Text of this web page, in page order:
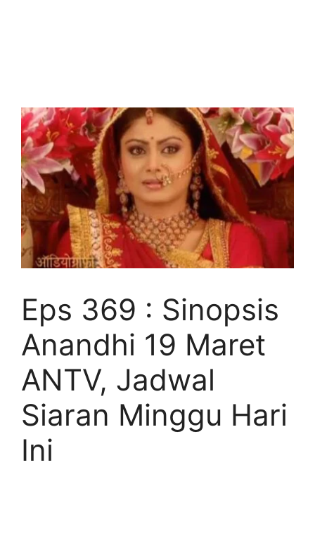
Eps 369 : Sinopsis
Anandhi 19 Maret
ANTV, Jadwal
Siaran Minggu Hari
Ini